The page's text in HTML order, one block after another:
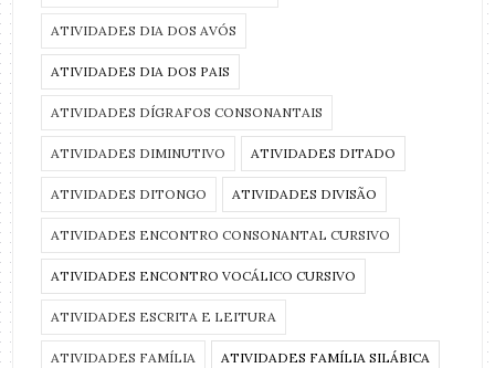
ATIVIDADES DIA DOS AVÓS
ATIVIDADES DIA DOS PAIS
ATIVIDADES DÍGRAFOS CONSONANTAIS
ATIVIDADES DIMINUTIVO ATIVIDADES DITADO
ATIVIDADES DITONGO ATIVIDADES DIVISÃO
ATIVIDADES ENCONTRO CONSONANTAL CURSIVO
ATIVIDADES ENCONTRO VOCÁLICO CURSIVO
ATIVIDADES ESCRITA E LEITURA
ATIVIDADES FAMÍLIA ATIVIDADES FAMÍLIA SILÁBICA